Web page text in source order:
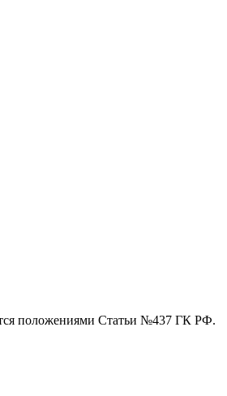
положениями Статьи №437 ГК РФ.